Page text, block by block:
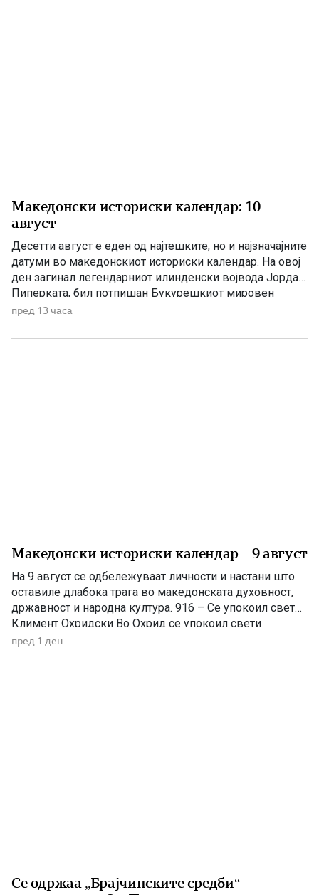
Македонски историски календар: 10
август
Десетти август е еден од најтешките, но и најзначајните
датуми во македонскиот историски календар. На овој
ден загинал легендарниот илинденски војвода Јордан
Пиперката, бил потпишан Букурешкиот мировен
договор со кој била запечатена поделбата на
признавање на македонскиот народ и за културна
пред 13 часа
Македонски историски календар – 9 август
На 9 август се одбележуваат личности и настани што
оставиле длабока трага во македонската духовност,
државност и народна култура. 916 – Се упокоил свети
Климент Охридски Во Охрид се упокоил свети
Климент Охридски, еден од најзначајните ученици на
Охридската книжевна школа и патрон на
пред 1 ден
Се одржаа „Брајчинските средби“